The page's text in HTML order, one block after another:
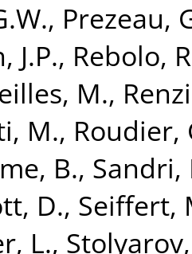
, Prezeau,
J.P., Rebolo,
M.,
M., Roudier,
B., Sandri,
D., Seiffert,
L.,